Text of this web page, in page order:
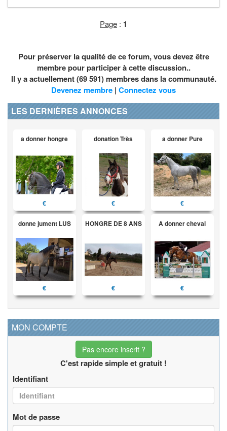
Page : 1
Pour préserver la qualité de ce forum, vous devez être
membre pour participer à cette discussion..
Il y a actuellement (69 591) membres dans la communauté.
Devenez membre | Connectez vous
LES DERNIÈRES ANNONCES
a donner hongre
€
donation Très
€
a donner Pure
€
donne jument LUS
€
HONGRE DE 8 ANS
€
A donner cheval
€
MON COMPTE
Pas encore inscrit ?
C'est rapide simple et gratuit !
Identifiant
Mot de passe